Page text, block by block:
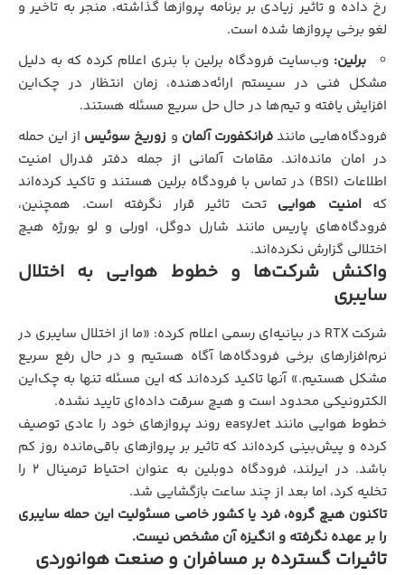
رخ داده و تاثیر زیادی بر برنامه پروازها گذاشته، منجر به تاخیر و
لغو برخی پروازها شده است.
برلین: وب‌سایت فرودگاه برلین با بنری اعلام کرده که به دلیل
مشکل فنی در سیستم ارائه‌دهنده، زمان انتظار در چک‌این
افزایش یافته و تیم‌ها در حال حل سریع مسئله هستند.
فرودگاه‌هایی مانندفرانکفورت آلمان و زوریخ سوئیس از این حمله
در امان مانده‌اند. مقامات آلمانی از جمله دفتر فدرال امنیت
اطلاعات (BSI) در تماس با فرودگاه برلین هستند و تاکید کرده‌اند
کهامنیت هوایی تحت تاثیر قرار نگرفته است. همچنین،
فرودگاه‌های پاریس مانند شارل دوگل، اورلی و لو بورژه هیچ
اختلالی گزارش نکرده‌اند.
واکنش شرکت‌ها و خطوط هوایی به اختلال
سایبری
شرکت RTX در بیانیه‌ای رسمی اعلام کرده: «ما از اختلال سایبری در
نرم‌افزارهای برخی فرودگاه‌ها آگاه هستیم و در حال رفع سریع
مشکل هستیم.» آنها تاکید کرده‌اند که این مسئله تنها به چک‌این
الکترونیکی محدود است و هیچ سرقت داده‌ای تایید نشده.
خطوط هوایی مانند easyJet روند پروازهای خود را عادی توصیف
کرده و پیش‌بینی کرده‌اند که تاثیر بر پروازهای باقی‌مانده روز کم
باشد. در ایرلند، فرودگاه دوبلین به عنوان احتیاط ترمینال ۲ را
تخلیه کرد، اما بعد از چند ساعت بازگشایی شد.
تاکنون هیچ گروه، فرد یا کشور خاصی مسئولیت این حمله سایبری
را بر عهده نگرفته و انگیزه آن مشخص نیست.
تاثیرات گسترده بر مسافران و صنعت هوانوردی